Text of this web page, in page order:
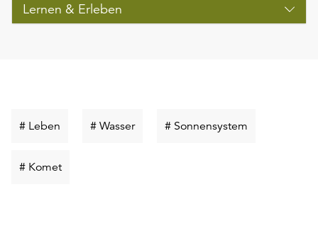
Lernen & Erleben
# Leben Schlüsselwort
# WasserSchlüsselwort
# Sonnensystem
# KometSchlüsselwort